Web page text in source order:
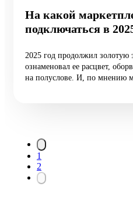
На какой
подключаться в
2025 год продолжил золотую
ознаменовал ее расцвет,
на полуслове. И, по мнению
1
2